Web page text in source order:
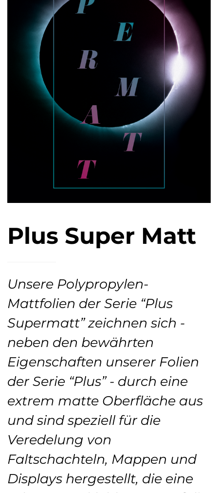
Plus Super Matt
Unsere Polypropylen-
Mattfolien der Serie “Plus
Supermatt” zeichnen sich -
neben den bewährten
Eigenschaften unserer Folien
der Serie “Plus” - durch eine
extrem matte Oberfläche aus
und sind speziell für die
Veredelung von
Faltschachteln, Mappen und
Displays hergestellt, die eine